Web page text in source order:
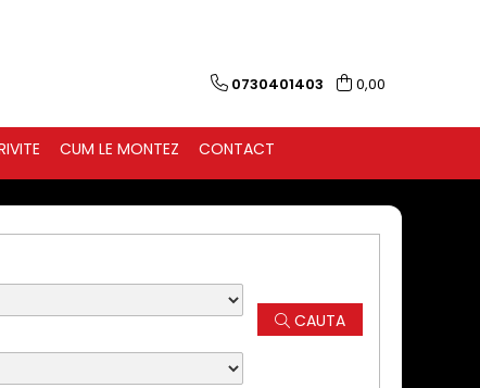
0730401403 0,00
CUM LE MONTEZ CONTACT
CAUTA